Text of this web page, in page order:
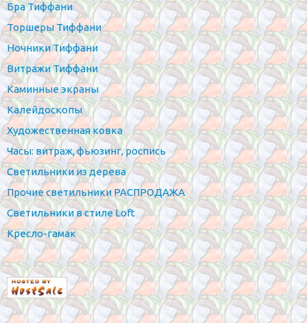
Бра Тиффани
Торшеры Тиффани
Ночники Тиффани
Витражи Тиффани
Каминные экраны
Калейдоскопы
Художественная ковка
Часы: витраж, фьюзинг, роспись
Светильники из дерева
Прочие светильники РАСПРОДАЖА
Светильники в стиле Loft
Кресло-гамак